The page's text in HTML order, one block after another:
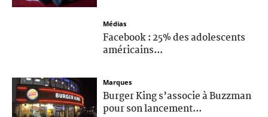
Médias
Facebook : 25% des adolescents
américains...
Marques
Burger King s’associe à Buzzman
pour son lancement...